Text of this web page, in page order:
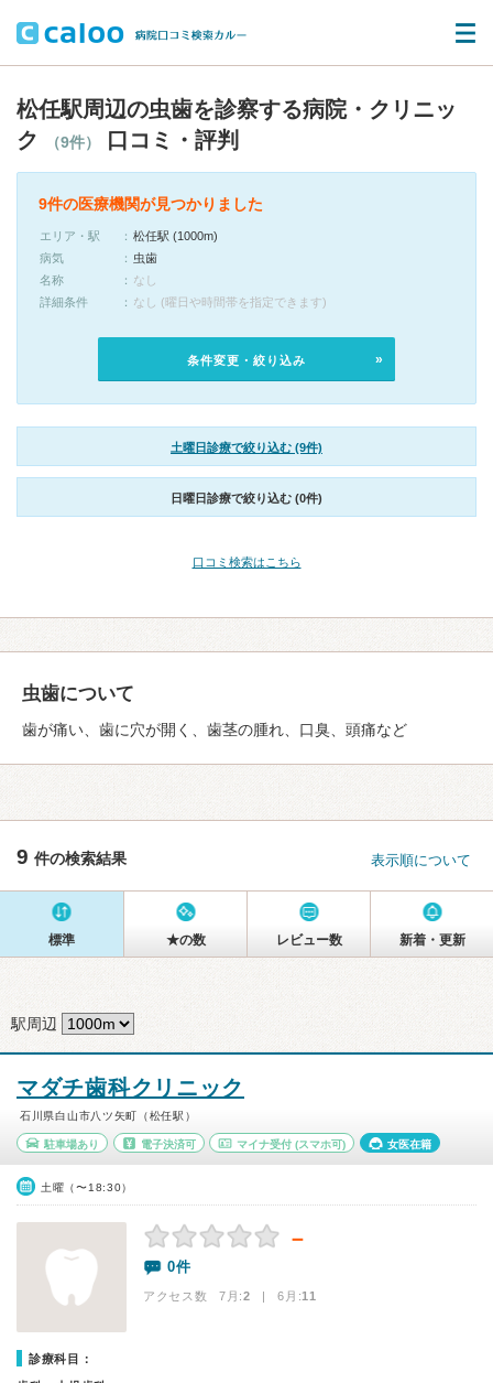
松任駅周辺の虫歯を診察する病院・クリニッ
ク
（9件） 口コミ・評判
9件の医療機関が見つかりました
エリア・駅
松任駅 (1000m)
病気
虫歯
名称
なし
詳細条件
なし (曜日や時間帯を指定できます)
条件変更・絞り込み
土曜日診療で絞り込む (9件)
日曜日診療で絞り込む (0件)
口コミ検索はこちら
虫歯について
歯が痛い、歯に穴が開く、歯茎の腫れ、口臭、頭痛など
9 件の検索結果 表示順について
標準 ★の数 レビュー数 新着・更新
駅周辺
マダチ歯科クリニック
石川県白山市八ツ矢町（松任駅）
駐車場あり 電子決済可 マイナ受付 (スマホ可) 女医在籍
土曜（〜18:30）
－
0件
アクセス数 7月:2 | 6月:11
診療科目：